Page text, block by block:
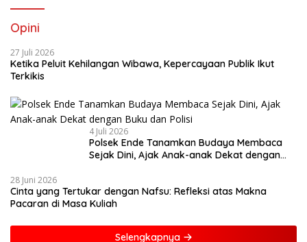
Opini
27 Juli 2026
Ketika Peluit Kehilangan Wibawa, Kepercayaan Publik Ikut
Terkikis
4 Juli 2026
Polsek Ende Tanamkan Budaya Membaca
Sejak Dini, Ajak Anak-anak Dekat dengan
28 Juni 2026
Cinta yang Tertukar dengan Nafsu: Refleksi atas Makna
Pacaran di Masa Kuliah
Selengkapnya